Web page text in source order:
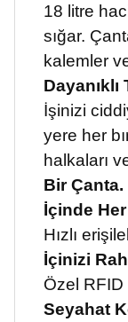
18 litre
sığar.
kalemler
Dayanıklı
İşinizi
yere her
halkaları
Bir
İçinde
Hızlı
İçinizi
Özel RFID
Seyahat